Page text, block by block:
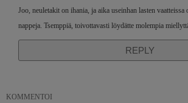
Joo, neuletakit on ihania, ja aika useinhan lasten vaatteissa
nappeja. Tsemppiä, toivottavasti löydätte molempia
REPLY
KOMMENTOI